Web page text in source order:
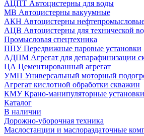
АЦПТ Автоцистерны для воды
МВ Автоцистерны вакуумные
АКН Автоцистерны
АЦВ Автоцистерны для технической
Промысловая спецтехника
ППУ Передвижные паровые установки
АДПМ Агрегат для депарафинизации
ЦА Цементированный агрегат
УМП Универсальный моторный
Агрегат кислотной обработки скважин
КМУ Крано-манипуляторные установки
Каталог
В наличии
Дорожно-уборочная техника
Маслостанции и маслораздаточные